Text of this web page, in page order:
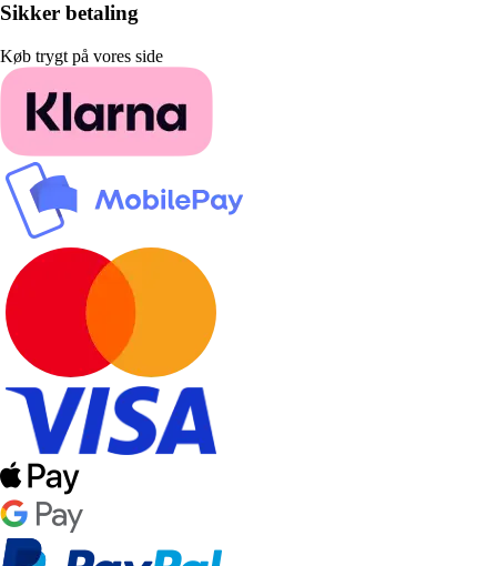
Sikker betaling
Køb trygt på vores side